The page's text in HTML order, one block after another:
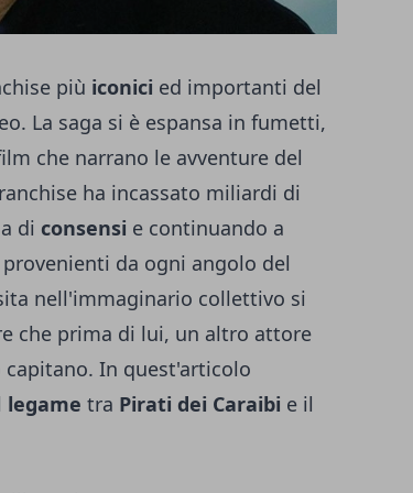
più iconici ed importanti del
La saga si è espansa in fumetti,
che narrano le avventure del
ha incassato miliardi di
di consensi e continuando a
da ogni angolo del
nell'immaginario collettivo si
che prima di lui, un altro attore
In quest'articolo
legame tra Pirati dei Caraibi e il